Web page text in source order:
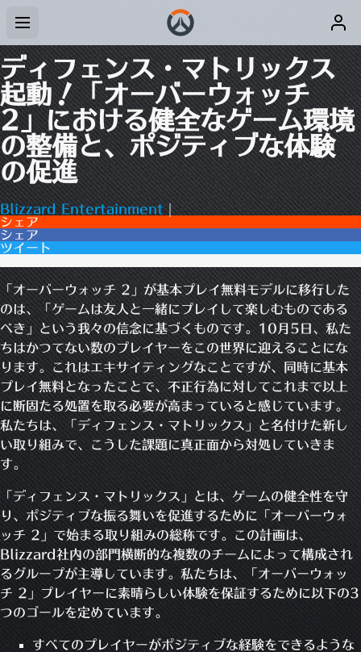
ディフェンス・マトリックス
起動！「オーバーウォッチ
2」における健全なゲーム環境
の整備と、ポジティブな体験
の促進
Blizzard Entertainment
シェア
シェア
ツイート
「オーバーウォッチ 2」が基本プレイ無料モデルに移行した
のは、「ゲームは友人と一緒にプレイして楽しむものである
べき」という我々の信念に基づくものです。10月5日、私た
ちはかつてない数のプレイヤーをこの世界に迎えることにな
ります。これはエキサイティングなことですが、同時に基本
プレイ無料となったことで、不正行為に対してこれまで以上
に断固たる処置を取る必要が高まっていると感じています。
私たちは、「ディフェンス・マトリックス」と名付けた新し
い取り組みで、こうした課題に真正面から対処していきま
す。
「ディフェンス・マトリックス」とは、ゲームの健全性を守
り、ポジティブな振る舞いを促進するために「オーバーウォ
ッチ 2」で始まる取り組みの総称です。この計画は、
Blizzard社内の部門横断的な複数のチームによって構成され
るグループが主導しています。私たちは、「オーバーウォッ
チ 2」プレイヤーに素晴らしい体験を保証するために以下の3
つのゴールを定めています。
すべてのプレイヤーがポジティブな経験をできるような